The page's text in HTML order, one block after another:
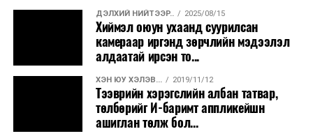
ҮЙЛ ЯВДАЛ
Нөөцийн махны хяналтын тогтолцоог
шинэчилнэ
ХЭН ЮУ ХЭЛЭВ...
Монгол Улс COP17 бага хуралд 6.5 тэрбум
ам.долларын санхүүжилт татах...
ДЭЛХИЙ НИЙТЭЭР.. 2025/08/15
Хиймэл оюун ухаанд суурилсан
камераар иргэнд зөрчлийн мэдээлэл
алдаатай ирсэн то...
ХЭН ЮУ ХЭЛЭВ... 2019/11/12
Тээврийн хэрэгслийн албан татвар,
төлбөрийг И-баримт аппликейшн
ашиглан төлж бол...